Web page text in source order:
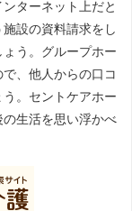
ターネット上だと
設の資料請求をし
う。グループホー
、他人からの口コ
。セントケアホー
生活を思い浮かべ